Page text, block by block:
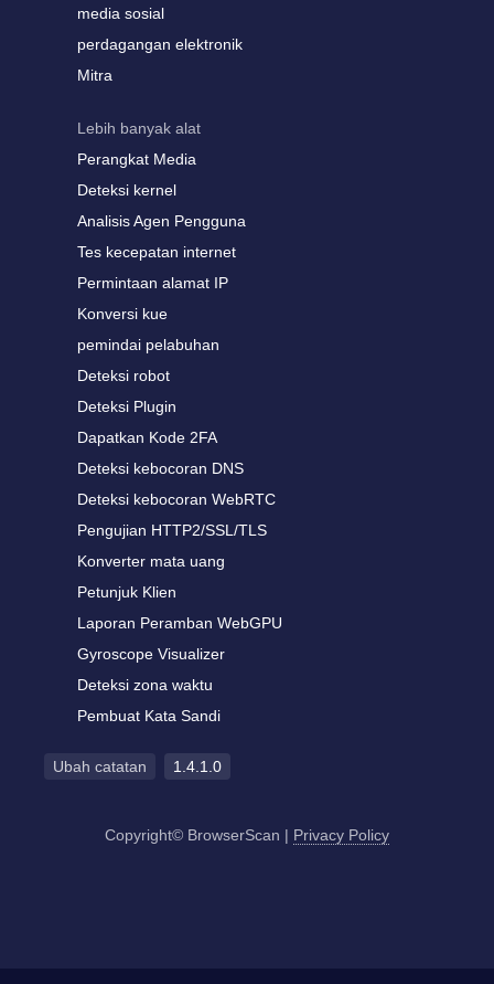
media sosial
perdagangan elektronik
Mitra
Lebih banyak alat
Perangkat Media
Deteksi kernel
Analisis Agen Pengguna
Tes kecepatan internet
Permintaan alamat IP
Konversi kue
pemindai pelabuhan
Deteksi robot
Deteksi Plugin
Dapatkan Kode 2FA
Deteksi kebocoran DNS
Deteksi kebocoran WebRTC
Pengujian HTTP2/SSL/TLS
Konverter mata uang
Petunjuk Klien
Laporan Peramban WebGPU
Gyroscope Visualizer
Deteksi zona waktu
Pembuat Kata Sandi
Ubah catatan 1.4.1.0
Copyright© BrowserScan | Privacy Policy